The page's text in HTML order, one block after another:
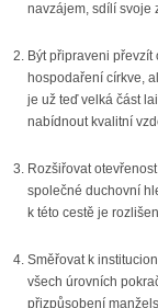
navzájem, sdílí svoje
Být připraveni
hospodaření církve,
je už teď velká část
nabídnout kvalitní
Rozšiřovat
společné duchovní
k této cestě je
Směřovat k
všech úrovních
přizpůsobení